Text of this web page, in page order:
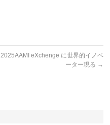
2025AAMI eXchenge に世界的イノベ
ーター現る →